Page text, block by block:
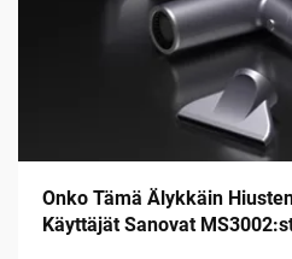
Onko Tämä Älykkäin
Käyttäjät Sanovat